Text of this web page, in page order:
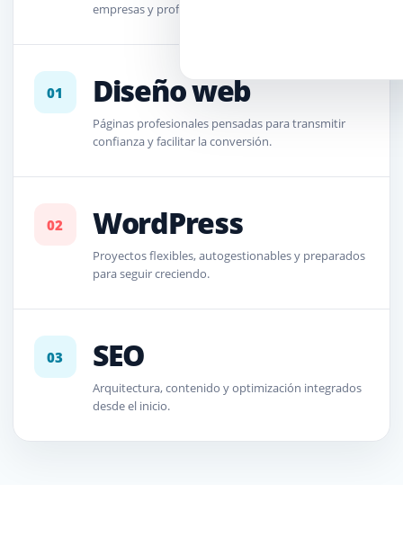
empresas y profesionales.
01 Diseño web
Páginas profesionales pensadas para transmitir
confianza y facilitar la conversión.
02 WordPress
Proyectos flexibles, autogestionables y preparados
para seguir creciendo.
03 SEO
Arquitectura, contenido y optimización integrados
desde el inicio.